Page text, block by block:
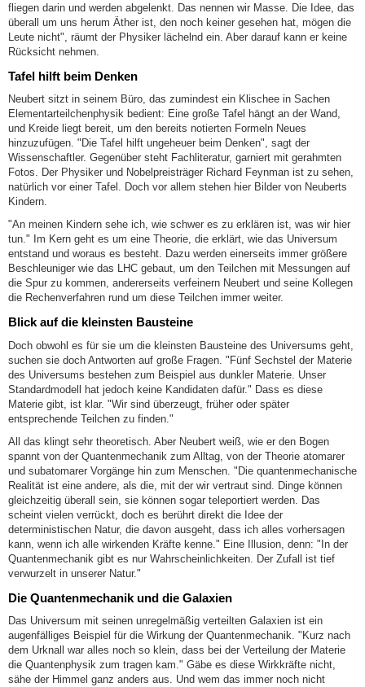
fliegen darin und werden abgelenkt. Das nennen wir Masse. Die Idee, das
überall um uns herum Äther ist, den noch keiner gesehen hat, mögen die
Leute nicht", räumt der Physiker lächelnd ein. Aber darauf kann er keine
Rücksicht nehmen.
Tafel hilft beim Denken
Neubert sitzt in seinem Büro, das zumindest ein Klischee in Sachen
Elementarteilchenphysik bedient: Eine große Tafel hängt an der Wand,
und Kreide liegt bereit, um den bereits notierten Formeln Neues
hinzuzufügen. "Die Tafel hilft ungeheuer beim Denken", sagt der
Wissenschaftler. Gegenüber steht Fachliteratur, garniert mit gerahmten
Fotos. Der Physiker und Nobelpreisträger Richard Feynman ist zu sehen,
natürlich vor einer Tafel. Doch vor allem stehen hier Bilder von Neuberts
Kindern.
"An meinen Kindern sehe ich, wie schwer es zu erklären ist, was wir hier
tun." Im Kern geht es um eine Theorie, die erklärt, wie das Universum
entstand und woraus es besteht. Dazu werden einerseits immer größere
Beschleuniger wie das LHC gebaut, um den Teilchen mit Messungen auf
die Spur zu kommen, andererseits verfeinern Neubert und seine Kollegen
die Rechenverfahren rund um diese Teilchen immer weiter.
Blick auf die kleinsten Bausteine
Doch obwohl es für sie um die kleinsten Bausteine des Universums geht,
suchen sie doch Antworten auf große Fragen. "Fünf Sechstel der Materie
des Universums bestehen zum Beispiel aus dunkler Materie. Unser
Standardmodell hat jedoch keine Kandidaten dafür." Dass es diese
Materie gibt, ist klar. "Wir sind überzeugt, früher oder später
entsprechende Teilchen zu finden."
All das klingt sehr theoretisch. Aber Neubert weiß, wie er den Bogen
spannt von der Quantenmechanik zum Alltag, von der Theorie atomarer
und subatomarer Vorgänge hin zum Menschen. "Die quantenmechanische
Realität ist eine andere, als die, mit der wir vertraut sind. Dinge können
gleichzeitig überall sein, sie können sogar teleportiert werden. Das
scheint vielen verrückt, doch es berührt direkt die Idee der
deterministischen Natur, die davon ausgeht, dass ich alles vorhersagen
kann, wenn ich alle wirkenden Kräfte kenne." Eine Illusion, denn: "In der
Quantenmechanik gibt es nur Wahrscheinlichkeiten. Der Zufall ist tief
verwurzelt in unserer Natur."
Die Quantenmechanik und die Galaxien
Das Universum mit seinen unregelmäßig verteilten Galaxien ist ein
augenfälliges Beispiel für die Wirkung der Quantenmechanik. "Kurz nach
dem Urknall war alles noch so klein, dass bei der Verteilung der Materie
die Quantenphysik zum tragen kam." Gäbe es diese Wirkkräfte nicht,
sähe der Himmel ganz anders aus. Und wem das immer noch nicht